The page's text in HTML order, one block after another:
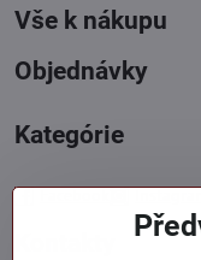
Vše k nákupu
Objednávky
Kategórie